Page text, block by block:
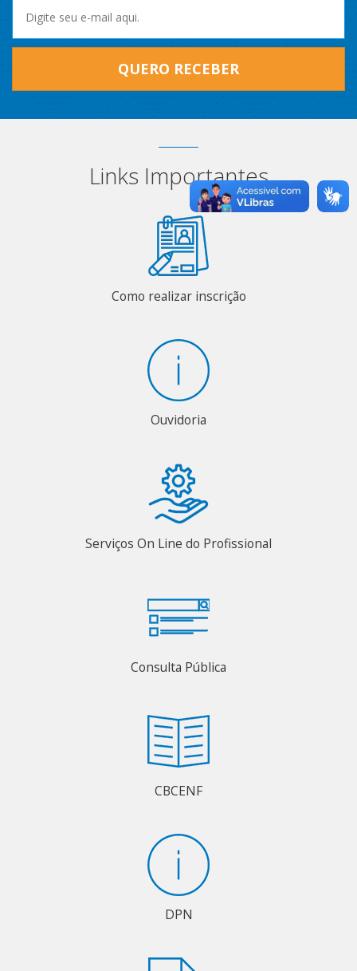
QUERO RECEBER
Links Importantes
Como realizar inscrição
Ouvidoria
Serviços On Line do Profissional
Consulta Pública
CBCENF
DPN